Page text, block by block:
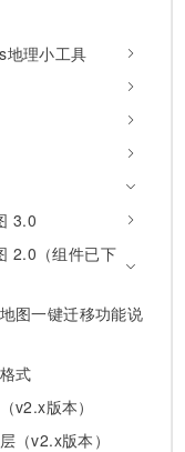
地理小工具
3.0
2.0（组件已下
图一键迁移功能说
式
v2.x版本）
（v2.x版本）